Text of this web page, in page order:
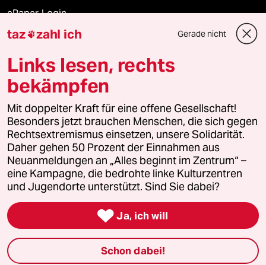
ePaper Login
Downloads für Abonnierende
© 2026 taz Verlags und Vertriebs GmbH
Alle Rechte vorbehalten. Bei rechtlichen Fragen oder für Genehmigungen
wenden Sie sich bitte an
lizenzen@taz.de
Feedback Redaktionsstatut Kommune-Richtlinien
Leitlinie Informant Datenschutz Impressum AGB
Seitenwende Einwilligungen widerrufen (Ads)
taz zahl ich Gerade nicht
Links lesen, rechts
bekämpfen
Mit doppelter Kraft für eine offene Gesellschaft!
Besonders jetzt brauchen Menschen, die sich gegen
Rechtsextremismus einsetzen, unsere Solidarität.
Daher gehen 50 Prozent der Einnahmen aus
Neuanmeldungen an „Alles beginnt im Zentrum“ –
eine Kampagne, die bedrohte linke Kulturzentren
und Jugendorte unterstützt. Sind Sie dabei?
 Ja, ich will
Schon dabei!